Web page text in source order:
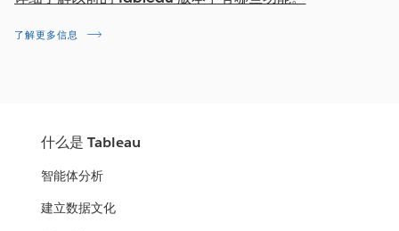
了解更多信息
什么是 Tableau
智能体分析
建立数据文化